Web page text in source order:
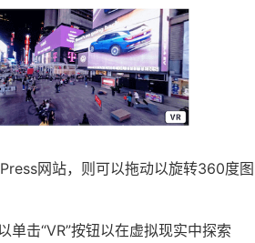
网站，则可以拖动以旋转360度图
单击“VR”按钮以在虚拟现实中探索